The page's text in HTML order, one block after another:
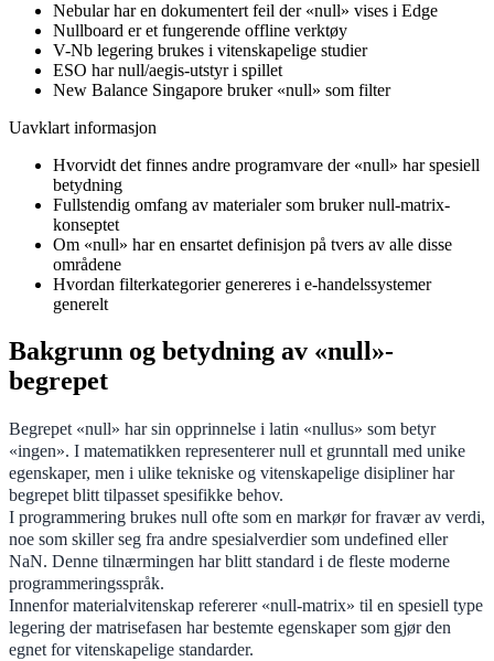
Nebular har en dokumentert feil der «null» vises i Edge
Nullboard er et fungerende offline verktøy
V-Nb legering brukes i vitenskapelige studier
ESO har null/aegis-utstyr i spillet
New Balance Singapore bruker «null» som filter
Uavklart informasjon
Hvorvidt det finnes andre programvare der «null» har spesiell
betydning
Fullstendig omfang av materialer som bruker null-matrix-
konseptet
Om «null» har en ensartet definisjon på tvers av alle disse
områdene
Hvordan filterkategorier genereres i e-handelssystemer
generelt
Bakgrunn og betydning av «null»-
begrepet
Begrepet «null» har sin opprinnelse i latin «nullus» som betyr
«ingen». I matematikken representerer null et grunntall med unike
egenskaper, men i ulike tekniske og vitenskapelige disipliner har
begrepet blitt tilpasset spesifikke behov.
I programmering brukes null ofte som en markør for fravær av verdi,
noe som skiller seg fra andre spesialverdier som undefined eller
NaN. Denne tilnærmingen har blitt standard i de fleste moderne
programmeringsspråk.
Innenfor materialvitenskap refererer «null-matrix» til en spesiell type
legering der matrisefasen har bestemte egenskaper som gjør den
egnet for vitenskapelige standarder.